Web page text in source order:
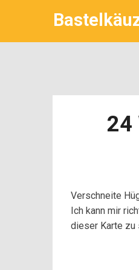
24
Verschneite
Ich kann mir
dieser Karte zu